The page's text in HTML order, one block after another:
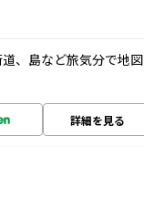
、島など旅気分で地図
詳細を見る